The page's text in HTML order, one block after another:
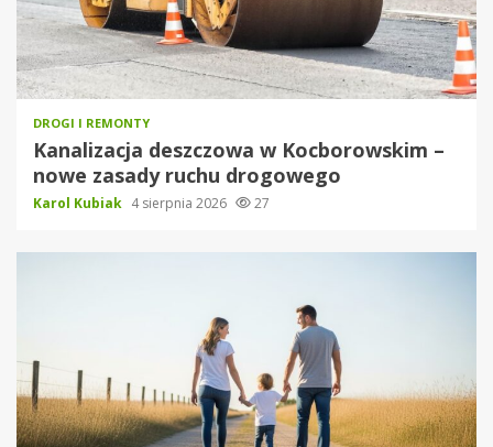
DROGI I REMONTY
Kanalizacja deszczowa w Kocborowskim –
nowe zasady ruchu drogowego
Karol Kubiak 4 sierpnia 2026 27